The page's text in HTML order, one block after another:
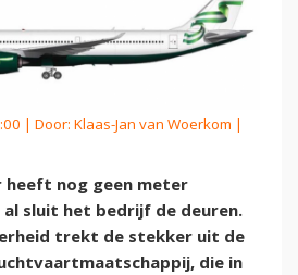
| Door: Klaas-Jan van Woerkom |
heeft nog geen meter
al sluit het bedrijf de deuren.
trekt de stekker uit de
die in